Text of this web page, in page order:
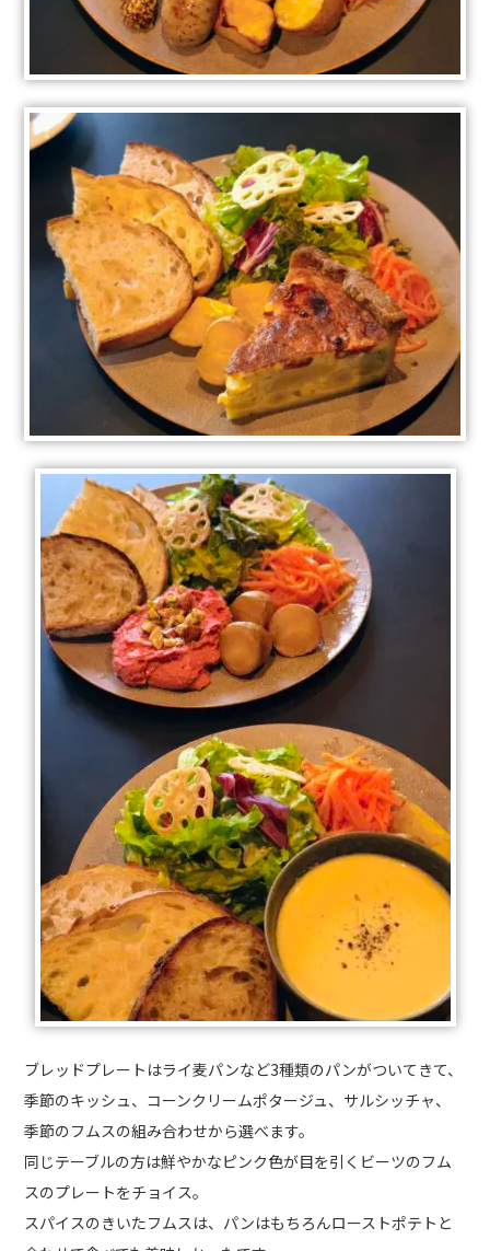
ブレッドプレートはライ麦パンなど3種類のパンがついてきて、
季節のキッシュ、コーンクリームポタージュ、サルシッチャ、
季節のフムスの組み合わせから選べます。
同じテーブルの方は鮮やかなピンク色が目を引くビーツのフム
スのプレートをチョイス。
スパイスのきいたフムスは、パンはもちろんローストポテトと